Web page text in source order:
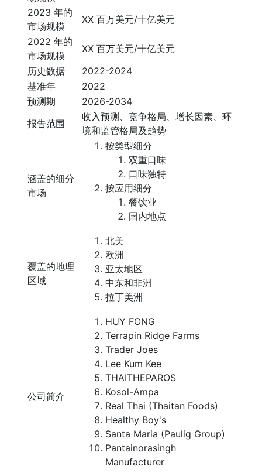
2023 年的
市场规模
XX 百万美元/十亿美元
2022 年的
市场规模
XX 百万美元/十亿美元
历史数据
2022-2024
基准年
2022
预测期
2026-2034
报告范围
收入预测、竞争格局、增长因素、环
境和监管格局及趋势
涵盖的细分
市场
按类型细分
双重口味
口味独特
按应用细分
餐饮业
国内地点
覆盖的地理
区域
北美
欧洲
亚太地区
中东和非洲
拉丁美洲
公司简介
HUY FONG
Terrapin Ridge Farms
Trader Joes
Lee Kum Kee
THAITHEPAROS
Kosol-Ampa
Real Thai (Thaitan Foods)
Healthy Boy's
Santa Maria (Paulig Group)
Pantainorasingh
Manufacturer